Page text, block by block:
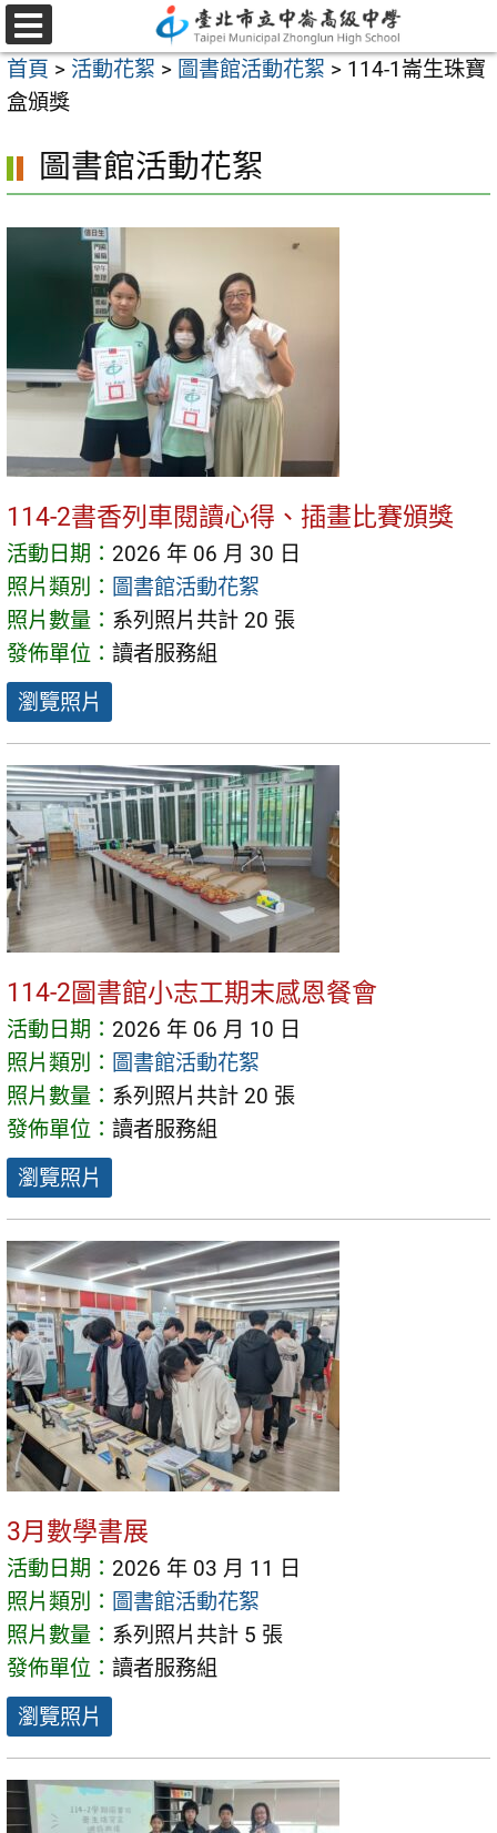
跳
至
主
要
容
選
單
首頁 > 活動花絮 > 圖書館活動花絮 > 114-1崙生珠寶
盒頒獎
圖書館活動花絮
114-2書香列車閱讀心得、插畫比賽頒獎
活動日期： 2026 年 06 月 30 日
照片類別： 圖書館活動花絮
照片數量： 系列照片共計 20 張
發佈單位： 讀者服務組
瀏覽照片
114-2圖書館小志工期末感恩餐會
活動日期： 2026 年 06 月 10 日
照片類別： 圖書館活動花絮
照片數量： 系列照片共計 20 張
發佈單位： 讀者服務組
瀏覽照片
3月數學書展
活動日期： 2026 年 03 月 11 日
照片類別： 圖書館活動花絮
照片數量： 系列照片共計 5 張
發佈單位： 讀者服務組
瀏覽照片